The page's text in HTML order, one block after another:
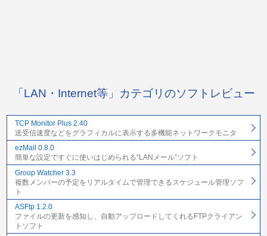
「LAN・Internet等」カテゴリのソフトレビュー
TCP Monitor Plus 2.40
送受信速度などをグラフィカルに表示する多機能ネットワークモニタ
ezMail 0.8.0
簡単な設定ですぐに使いはじめられる“LANメール”ソフト
Group Watcher 3.3
複数メンバーの予定をリアルタイムで管理できるスケジュール管理ソフ
ト
ASFtp 1.2.0
ファイルの更新を感知し、自動アップロードしてくれるFTPクライアン
トソフト